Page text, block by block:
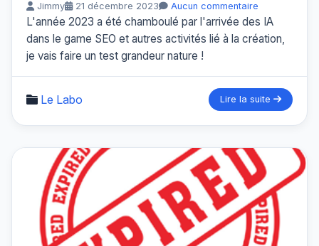
Jimmy 21 décembre 2023 Aucun commentaire
L'année 2023 a été chamboulé par l'arrivée des IA
dans le game SEO et autres activités lié à la création,
je vais faire un test grandeur nature !
Le Labo Lire la suite